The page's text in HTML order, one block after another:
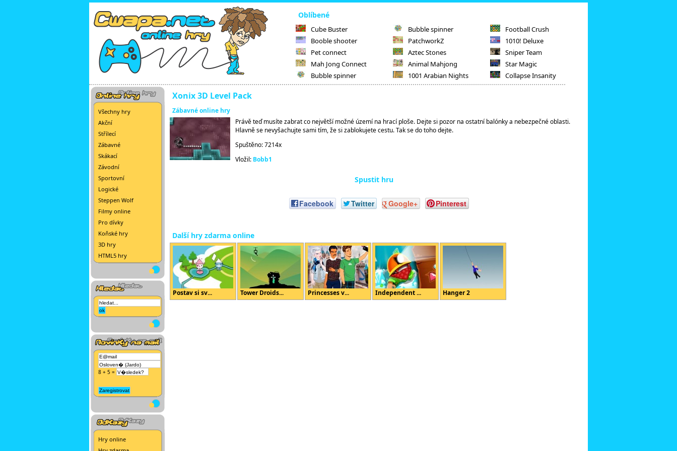
Oblíbené
Cube Buster
Booble shooter
Pet connect
Mah Jong Connect
Bubble spinner
Bubble spinner
PatchworkZ
Aztec Stones
Animal Mahjong
1001 Arabian Nights
Football Crush
1010! Deluxe
Sniper Team
Star Magic
Collapse Insanity
Všechny hry
Akční
Střílecí
Zábavné
Skákací
Závodní
Sportovní
Logické
Steppen Wolf
Filmy online
Pro dívky
Koňské hry
3D hry
HTML5 hry
8 + 5 =
Hry online
Xonix 3D Level Pack
Zábavné online hry
Právě teď musíte zabrat co největší možné území na hrací ploše. Dejte si pozor na ostatní balónky a nebezpečné oblasti.
Hlavně se nevyšachujte sami tím, že si zablokujete cestu. Tak se do toho dejte.
Spuštěno: 7214x
Vložil: Bobb1
Spustit hru
Facebook Twitter Google+ Pinterest
Další hry zdarma online
Postav si sv... Tower Droids... Princesses v... Independent ... Hanger 2